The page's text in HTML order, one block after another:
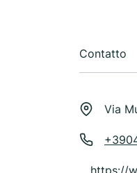
Contatto
Via
https://